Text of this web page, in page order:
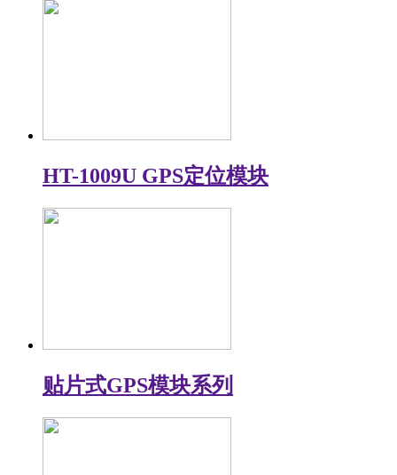
HT-1009U GPS定位模块
贴片式GPS模块系列